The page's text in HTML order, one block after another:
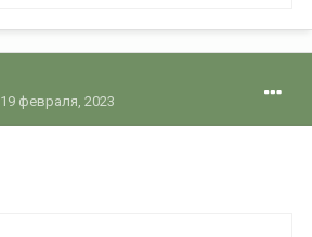
19 февраля, 2023